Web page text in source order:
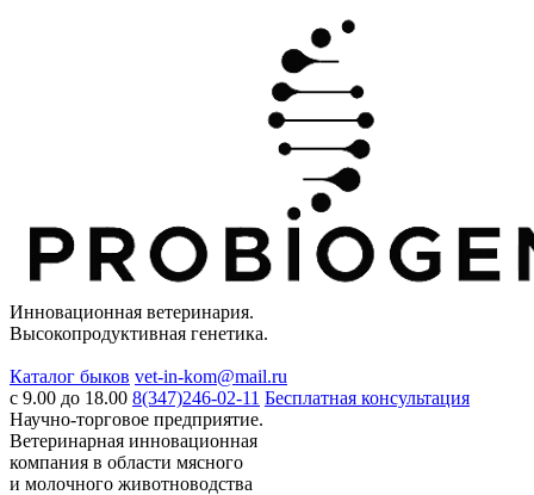
Инновационная ветеринария.
Высокопродуктивная генетика.
Каталог быков vet-in-kom@mail.ru
c 9.00 до 18.00 8(347)246-02-11 Бесплатная консультация
Научно-торговое предприятие.
Ветеринарная инновационная
компания в области мясного
и молочного животноводства